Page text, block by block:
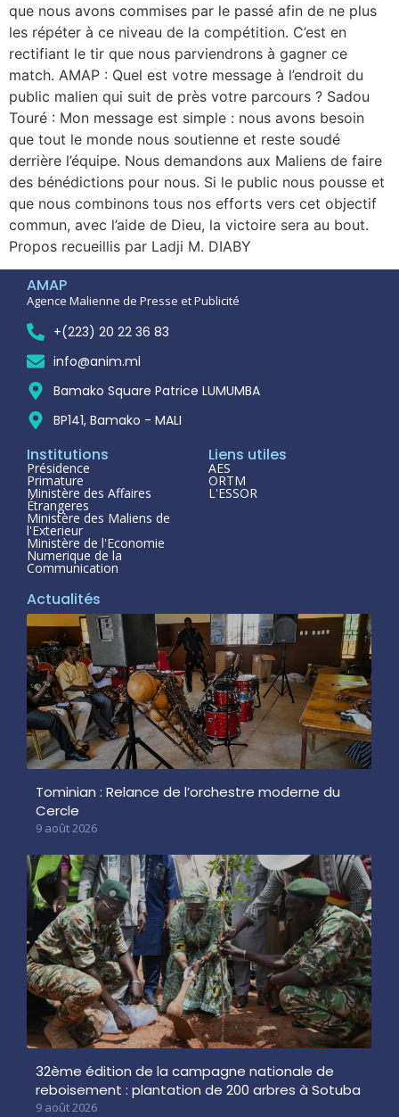
que nous avons commises par le passé afin de ne plus
les répéter à ce niveau de la compétition. C’est en
rectifiant le tir que nous parviendrons à gagner ce
match. AMAP : Quel est votre message à l’endroit du
public malien qui suit de près votre parcours ? Sadou
Touré : Mon message est simple : nous avons besoin
que tout le monde nous soutienne et reste soudé
derrière l’équipe. Nous demandons aux Maliens de faire
des bénédictions pour nous. Si le public nous pousse et
que nous combinons tous nos efforts vers cet objectif
commun, avec l’aide de Dieu, la victoire sera au bout.
Propos recueillis par Ladji M. DIABY
AMAP
Agence Malienne de Presse et Publicité
+(223) 20 22 36 83
info@anim.ml
Bamako Square Patrice LUMUMBA
BP141, Bamako - MALI
Institutions
Présidence
Primature
Ministère des Affaires
Étrangeres
Ministère des Maliens de
l'Exterieur
Ministère de l'Economie
Numerique de la
Communication
Liens utiles
AES
ORTM
L'ESSOR
Actualités
Tominian : Relance de l’orchestre moderne du
Cercle
9 août 2026
32ème édition de la campagne nationale de
reboisement : plantation de 200 arbres à Sotuba
9 août 2026